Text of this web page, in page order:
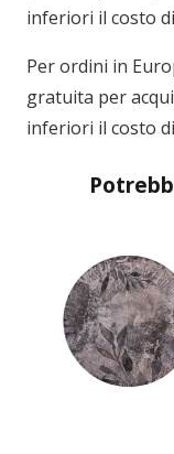
inferiori il costo
Per ordini in
gratuita per
inferiori il costo